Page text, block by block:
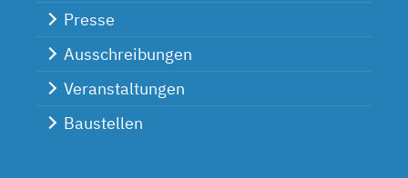
Presse
Ausschreibungen
Veranstaltungen
Baustellen